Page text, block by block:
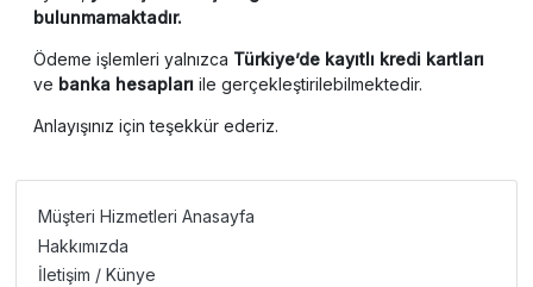
Müşteri Hizmetleri Anasayfa
Hakkımızda
İletişim / Künye
bulunmamaktadır.
Ödeme işlemleri yalnızca Türkiye’de kayıtlı kredi kartları
ve banka hesapları ile gerçekleştirilebilmektedir.
Anlayışınız için teşekkür ederiz.